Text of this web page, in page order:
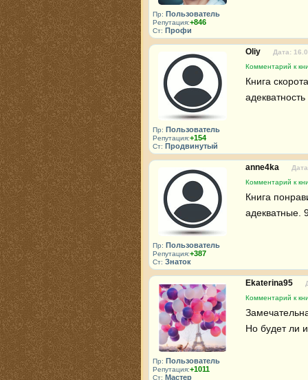
Пр: Пользователь
Репутация:+846
Ст: Профи
Пр: Пользователь
Репутация:+154
Ст: Продвинутый
Oliy
Дата:
Комментарий к
Книга
Пр: Пользователь
Репутация:+387
Ст: Знаток
anne4ka
Комментарий к
Книга
адекватные.
Пр: Пользователь
Репутация:+1011
Ст: Мастер
Ekaterina95
Комментарий к
Но будет ли